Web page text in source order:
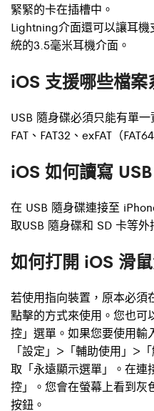
緊緊的卡在插槽中。
Lightning介面還可以讓耳
統的3.5毫米耳機介面。
iOS 支援哪些檔案
USB 隨身碟必須只能有單
FAT、FAT32、exFAT（
iOS 如何讀寫
在 USB 隨身碟連接至
取USB 隨身碟和 SD 卡等
如何打開 iOS 滑
若使用指向裝置，原本必須
點擊的方式來使用。您也可
控」選單。如果您要使用輸
「設定」>「輔助使用」>
取「永遠顯示選單」。在連
控」。您會在螢幕上看到灰
按鈕。